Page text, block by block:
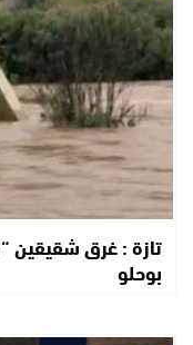
بوحلو